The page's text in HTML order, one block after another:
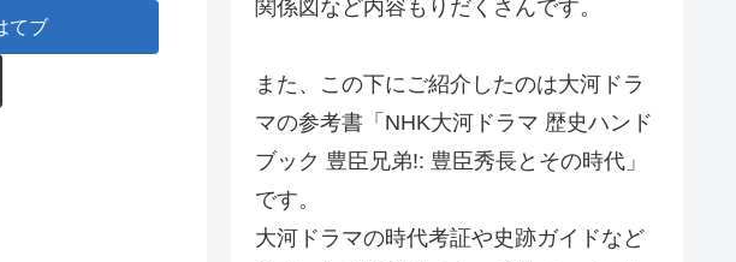
てブ
関係図など内容もりだくさんです。
また、この下にご紹介したのは大河ドラ
マの参考書「NHK大河ドラマ 歴史ハンド
ブック 豊臣兄弟!: 豊臣秀長とその時代」
です。
大河ドラマの時代考証や史跡ガイドなど